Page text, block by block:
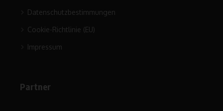
Datenschutzbestimmungen
Cookie-Richtlinie (EU)
Impressum
Partner